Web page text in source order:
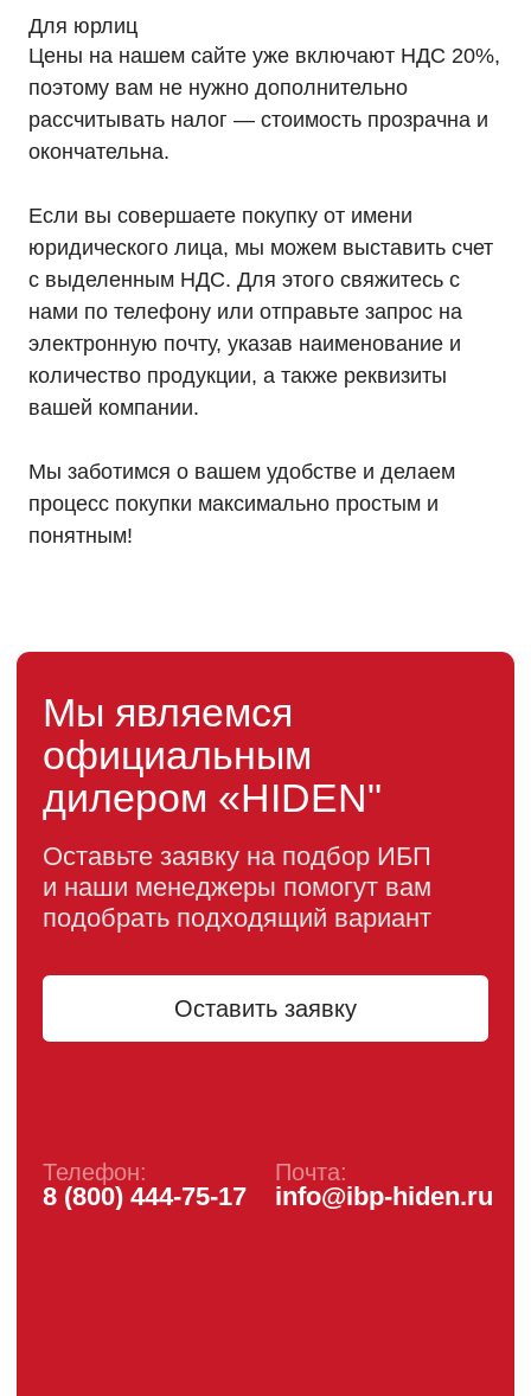
Для юрлиц
Цены на нашем сайте уже включают НДС 20%,
поэтому вам не нужно дополнительно
рассчитывать налог — стоимость прозрачна и
окончательна.
Если вы совершаете покупку от имени
юридического лица, мы можем выставить счет
с выделенным НДС. Для этого свяжитесь с
нами по телефону или отправьте запрос на
электронную почту, указав наименование и
количество продукции, а также реквизиты
вашей компании.
Мы заботимся о вашем удобстве и делаем
процесс покупки максимально простым и
понятным!